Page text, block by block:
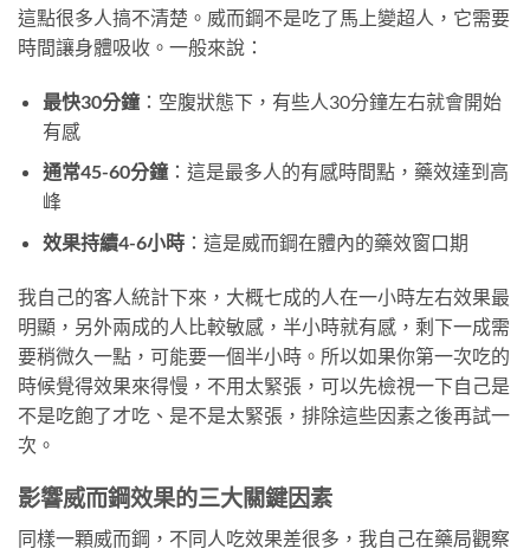
這點很多人搞不清楚。威而鋼不是吃了馬上變超人，它需要
時間讓身體吸收。一般來說：
最快30分鐘：空腹狀態下，有些人30分鐘左右就會開始
有感
通常45-60分鐘：這是最多人的有感時間點，藥效達到高
峰
效果持續4-6小時：這是威而鋼在體內的藥效窗口期
我自己的客人統計下來，大概七成的人在一小時左右效果最
明顯，另外兩成的人比較敏感，半小時就有感，剩下一成需
要稍微久一點，可能要一個半小時。所以如果你第一次吃的
時候覺得效果來得慢，不用太緊張，可以先檢視一下自己是
不是吃飽了才吃、是不是太緊張，排除這些因素之後再試一
次。
影響威而鋼效果的三大關鍵因素
同樣一顆威而鋼，不同人吃效果差很多，我自己在藥局觀察